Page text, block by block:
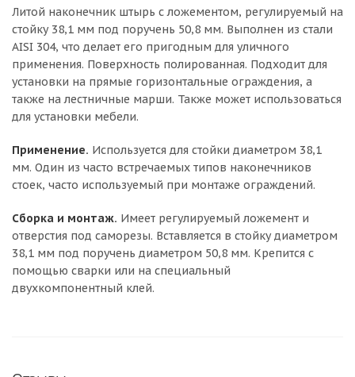
Литой наконечник штырь с ложементом, регулируемый на
стойку 38,1 мм под поручень 50,8 мм. Выполнен из стали
AISI 304, что делает его пригодным для уличного
применения. Поверхность полированная. Подходит для
установки на прямые горизонтальные ограждения, а
также на лестничные марши. Также может использоваться
для установки мебели.
Применение. Используется для стойки диаметром 38,1
мм. Один из часто встречаемых типов наконечников
стоек, часто используемый при монтаже ограждений.
Сборка и монтаж. Имеет регулируемый ложемент и
отверстия под саморезы. Вставляется в стойку диаметром
38,1 мм под поручень диаметром 50,8 мм. Крепится с
помощью сварки или на специальный
двухкомпонентный клей.